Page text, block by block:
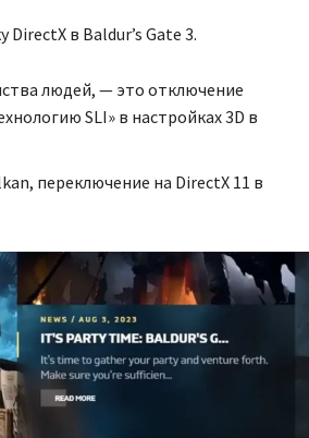
в Baldur’s Gate 3.
людей, — это отключение
SLI» в настройках 3D в
переключение на DirectX 11 в